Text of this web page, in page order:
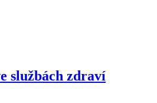
službách zdraví